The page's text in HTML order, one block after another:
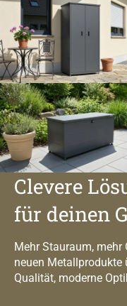
Clevere
für deinen
Mehr Stauraum, mehr
neuen Metallprodukte
Qualität, moderne